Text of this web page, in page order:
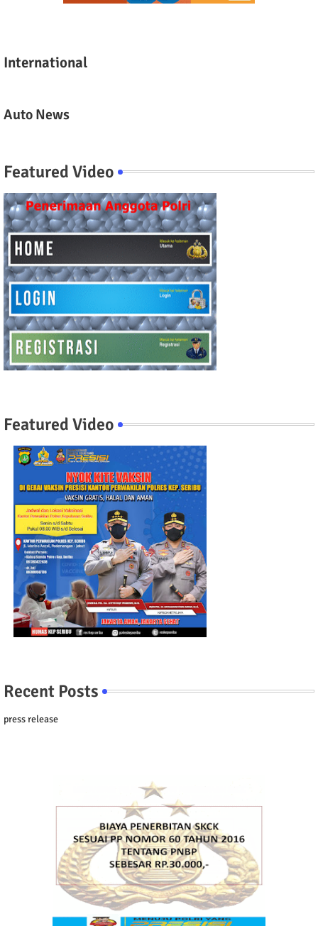
International
Auto News
Featured Video
Featured Video
Recent Posts
press release